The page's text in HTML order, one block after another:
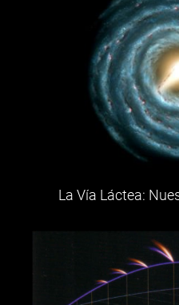
La Vía Láctea: